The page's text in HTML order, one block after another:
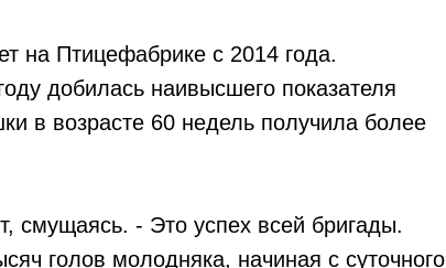
на Птицефабрике с 2014 года.
добилась наивысшего показателя
в возрасте 60 недель получила более
смущаясь. - Это успех всей бригады.
голов молодняка, начиная с суточного